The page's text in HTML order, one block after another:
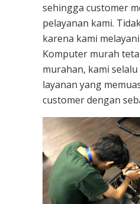
sehingga customer
pelayanan kami.
karena kami melayani
Komputer murah
murahan, kami
layanan yang
customer dengan